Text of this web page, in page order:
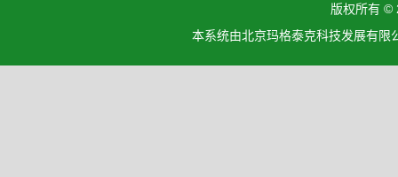
版权所有 ©
本系统由北京玛格泰克科技发展有